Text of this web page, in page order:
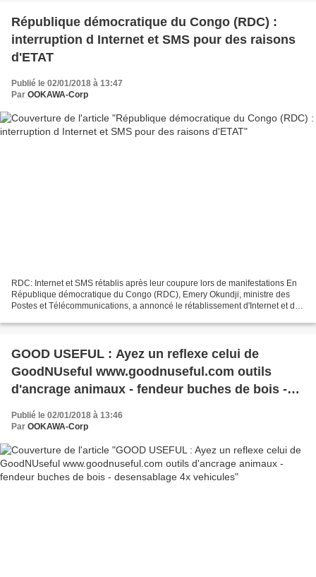
République démocratique du Congo (RDC) :
interruption d Internet et SMS pour des raisons
d'ETAT
Publié le 02/01/2018 à 13:47
Par OOKAWA-Corp
RDC: Internet et SMS rétablis après leur coupure lors de manifestations En
République démocratique du Congo (RDC), Emery Okundji, ministre des
Postes et Télécommunications, a annoncé le rétablissement d'Internet et des
GOOD USEFUL : Ayez un reflexe celui de
GoodNUseful www.goodnuseful.com outils
d'ancrage animaux - fendeur buches de bois -
desensablage 4x vehicules
Publié le 02/01/2018 à 13:46
Par OOKAWA-Corp